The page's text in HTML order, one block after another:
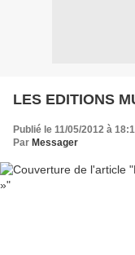
LES EDITIONS
Publié le 11/05/2012 à
Par Messager